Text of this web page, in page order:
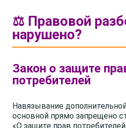
⚖️ Правовой
нарушено?
Закон о защите
потребителей
Навязывание
основной прямо запрещено
«О защите прав